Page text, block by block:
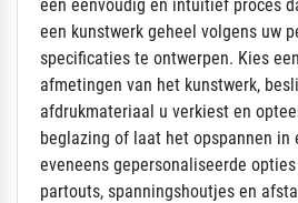
een eenvoudig en intuïtief proces
een kunstwerk geheel volgens uw
specificaties te ontwerpen. Kies
afmetingen van het kunstwerk,
afdrukmateriaal u verkiest en
beglazing of laat het opspannen in
eveneens gepersonaliseerde
partouts, spanningshoutjes en